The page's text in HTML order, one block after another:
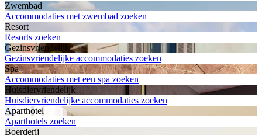
Zwembad
Accommodaties met zwembad zoeken
Resort
Resorts zoeken
Gezinsvriendelijk
Gezinsvriendelijke accommodaties zoeken
Spa
Accommodaties met een spa zoeken
Huisdiervriendelijk
Huisdiervriendelijke accommodaties zoeken
Aparthotel
Aparthotels zoeken
Boerderij